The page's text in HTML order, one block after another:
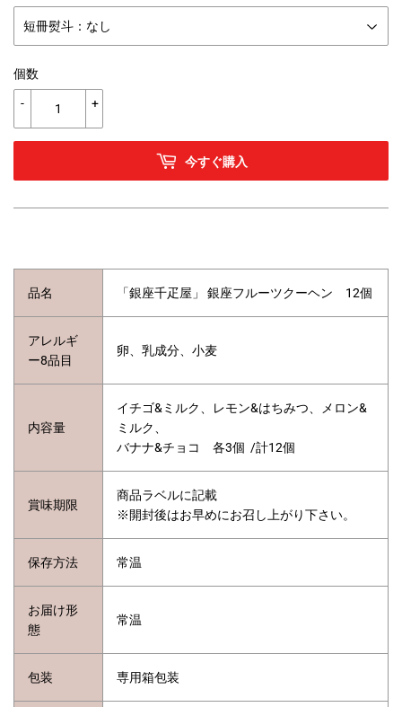
個数
+
-
今すぐ購入
品名 「銀座千疋屋」 銀座フルーツクーヘン 12個
アレルギ
ー8品目
卵、乳成分、小麦
内容量
イチゴ&ミルク、レモン&はちみつ、メロン&
ミルク、
バナナ&チョコ 各3個 /計12個
賞味期限
商品ラベルに記載
※開封後はお早めにお召し上がり下さい。
保存方法 常温
お届け形
態
常温
包装 専用箱包装